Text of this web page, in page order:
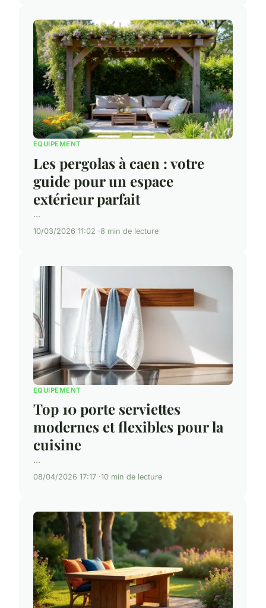
EQUIPEMENT
Les pergolas à caen : votre
guide pour un espace
extérieur parfait
...
10/03/2026 11:02 8 min de lecture
EQUIPEMENT
Top 10 porte serviettes
modernes et flexibles pour la
cuisine
...
08/04/2026 17:17 10 min de lecture